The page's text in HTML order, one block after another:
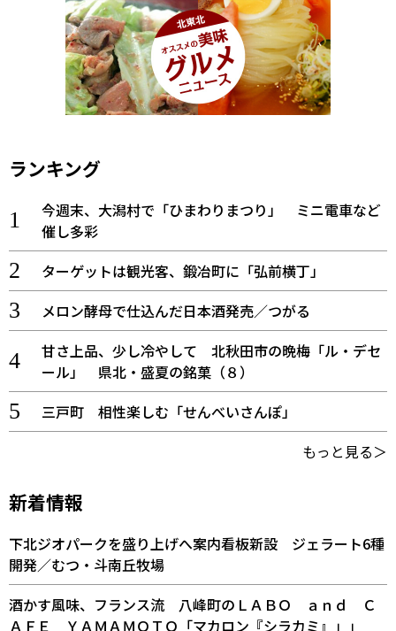
ランキング
今週末、大潟村で「ひまわりまつり」 ミニ電車など
催し多彩
ターゲットは観光客、鍛冶町に「弘前横丁」
メロン酵母で仕込んだ日本酒発売／つがる
甘さ上品、少し冷やして 北秋田市の晩梅「ル・デセ
ール」 県北・盛夏の銘菓（８）
三戸町 相性楽しむ「せんべいさんぽ」
もっと見る＞
新着情報
下北ジオパークを盛り上げへ案内看板新設 ジェラート6種
開発／むつ・斗南丘牧場
酒かす風味、フランス流 八峰町のＬＡＢＯ ａｎｄ Ｃ
ＡＦＥ ＹＡＭＡＭＯＴＯ「マカロン『シラカミ』」」